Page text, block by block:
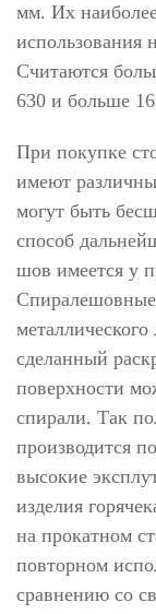
мм. Их
использования
Считаются
630 и больше
При покупке
имеют
могут быть
способ
шов имеется у
Спиралешовные
сделанный
поверхности
спирали. Так
производится
высокие
изделия
на прокатном
повторном
сравнению со